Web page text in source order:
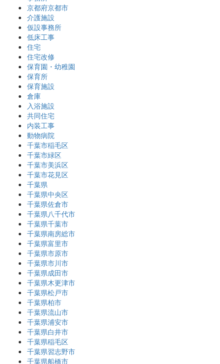
京都府京都市
介護施設
仮設事務所
低床工事
住宅
住宅改修
保育園・幼稚園
保育所
保育施設
倉庫
入浴施設
共同住宅
内装工事
動物病院
千葉市稲毛区
千葉市緑区
千葉市美浜区
千葉市花見区
千葉県
千葉県中央区
千葉県佐倉市
千葉県八千代市
千葉県千葉市
千葉県南房総市
千葉県富里市
千葉県市原市
千葉県市川市
千葉県成田市
千葉県木更津市
千葉県松戸市
千葉県柏市
千葉県流山市
千葉県浦安市
千葉県白井市
千葉県稲毛区
千葉県習志野市
千葉県船橋市